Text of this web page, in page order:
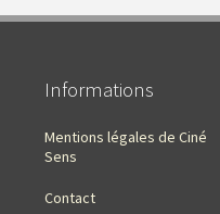
Informations
Mentions légales de Ciné
Sens
Contact